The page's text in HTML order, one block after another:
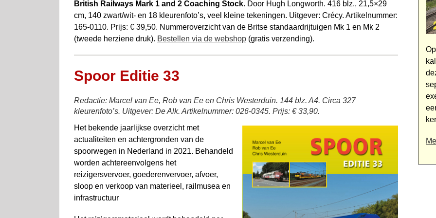
British Railways Mark 1 and 2 Coaching Stock. Door Hugh Longworth. 416 blz., 21,5×29
cm, 140 zwart/wit- en 18 kleurenfoto’s, veel kleine tekeningen. Uitgever: Crécy. Artikelnummer:
165-0110. Prijs: € 39,50. Nummeroverzicht van de Britse standaardrijtuigen Mk 1 en Mk 2
(tweede herziene druk). Bestellen via de webshop (gratis verzending).
Spoor Editie 33
Redactie: Marcel van Ee, Rob van Ee en Chris Westerduin. 144 blz. A4. Circa 327
kleurenfoto’s. Uitgever: De Alk. Artikelnummer: 026-0345. Prijs: € 33,90.
Het bekende jaarlijkse overzicht met
actualiteiten en achtergronden van de
spoorwegen in Nederland in 2021. Behandeld
worden achtereenvolgens het
reizigersvervoer, goederenvervoer, afvoer,
sloop en verkoop van materieel, railmusea en
infrastructuur